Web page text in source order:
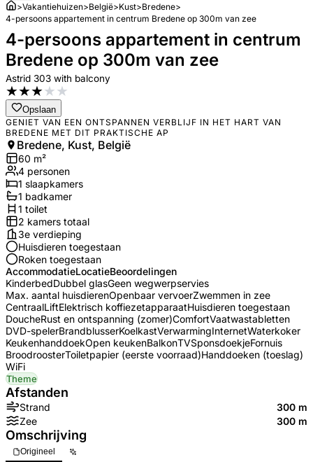
>Vakantiehuizen>België>Kust>Bredene>
4-persoons appartement in centrum Bredene op 300m van zee
4-persoons appartement in centrum
Bredene op 300m van zee
Astrid 303 with balcony
★★★★★
Opslaan
GENIET VAN EEN ONTSPANNEN VERBLIJF IN HET HART VAN
BREDENE MET DIT PRAKTISCHE AP
Bredene, Kust, België
60 m²
4 personen
1 slaapkamers
1 badkamer
1 toilet
2 kamers totaal
3e verdieping
Huisdieren toegestaan
Roken toegestaan
AccommodatieLocatieBeoordelingen
KinderbedDubbel glasGeen wegwerpservies
Max. aantal huisdierenOpenbaar vervoerZwemmen in zee
CentraalLiftElektrisch koffiezetapparaatHuisdieren toegestaan
DoucheRust en ontspanning (zomer)ComfortVaatwastabletten
DVD-spelerBrandblusserKoelkastVerwarmingInternetWaterkoker
KeukenhanddoekOpen keukenBalkonTVSponsdoekjeFornuis
BroodroosterToiletpapier (eerste voorraad)Handdoeken (toeslag)
WiFi
Theme
Afstanden
Strand
300 m
Zee
300 m
Omschrijving
Origineel